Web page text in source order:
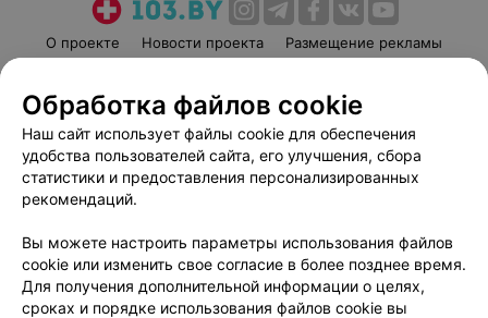
О проекте Новости проекта
Размещение рекламы
Пользовательское соглашение
Способы оплаты
Вакансии
Партнеры
Написать руководителю 103.by
Обработка персональных данных
Обработка файлов cookie
Наш сайт использует файлы cookie для обеспечения
удобства пользователей сайта, его улучшения, сбора
статистики и предоставления персонализированных
рекомендаций.
Вы можете настроить параметры использования файлов
cookie или изменить свое согласие в более позднее время.
Для получения дополнительной информации о целях,
сроках и порядке использования файлов cookie вы